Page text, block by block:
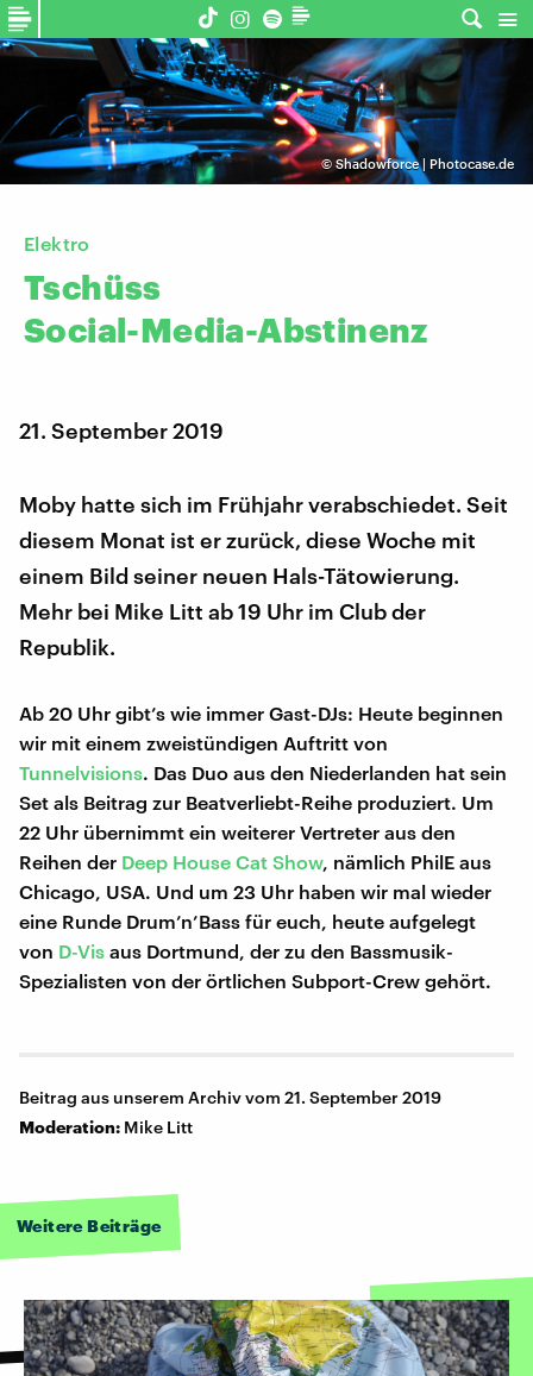
©Shadowforce | Photocase.de
Elektro
Tschüss
Social-Media-Abstinenz
21. September 2019
Moby hatte sich im Frühjahr verabschiedet. Seit
diesem Monat ist er zurück, diese Woche mit
einem Bild seiner neuen Hals-Tätowierung.
Mehr bei Mike Litt ab 19 Uhr im Club der
Republik.
Ab 20 Uhr gibt’s wie immer Gast-DJs: Heute beginnen
wir mit einem zweistündigen Auftritt von
Tunnelvisions. Das Duo aus den Niederlanden hat sein
Set als Beitrag zur Beatverliebt-Reihe produziert. Um
22 Uhr übernimmt ein weiterer Vertreter aus den
Reihen der Deep House Cat Show, nämlich PhilE aus
Chicago, USA. Und um 23 Uhr haben wir mal wieder
eine Runde Drum’n’Bass für euch, heute aufgelegt
von D-Vis aus Dortmund, der zu den Bassmusik-
Spezialisten von der örtlichen Subport-Crew gehört.
Beitrag aus unserem Archiv vom 21. September 2019
Moderation: Mike Litt
Weitere Beiträge